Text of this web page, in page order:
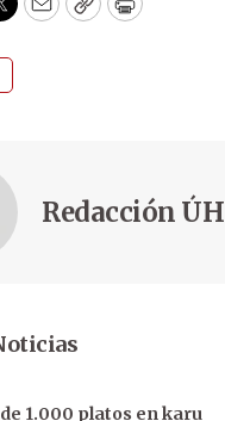
EmailCopyPrint
Redacción ÚH
1.000 platos en karu